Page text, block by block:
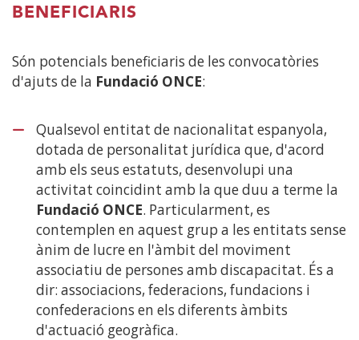
BENEFICIARIS
Són potencials beneficiaris de les convocatòries
d'ajuts de la Fundació ONCE:
Qualsevol entitat de nacionalitat espanyola,
dotada de personalitat jurídica que, d'acord
amb els seus estatuts, desenvolupi una
activitat coincidint amb la que duu a terme la
Fundació ONCE. Particularment, es
contemplen en aquest grup a les entitats sense
ànim de lucre en l'àmbit del moviment
associatiu de persones amb discapacitat. És a
dir: associacions, federacions, fundacions i
confederacions en els diferents àmbits
d'actuació geogràfica.